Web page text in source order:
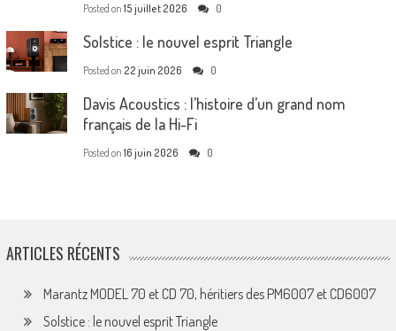
Posted on 15 juillet 2026 0
Solstice : le nouvel esprit Triangle
Posted on 22 juin 2026 0
Davis Acoustics : l’histoire d’un grand nom
français de la Hi-Fi
Posted on 16 juin 2026 0
ARTICLES RÉCENTS
Marantz MODEL 70 et CD 70, héritiers des PM6007 et CD6007
Solstice : le nouvel esprit Triangle